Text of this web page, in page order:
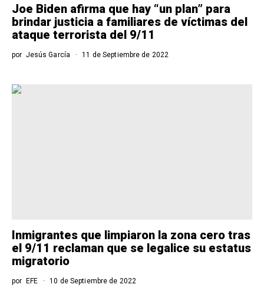
Joe Biden afirma que hay “un plan” para
brindar justicia a familiares de víctimas del
ataque terrorista del 9/11
por Jesús García 11 de Septiembre de 2022
Inmigrantes que limpiaron la zona cero tras
el 9/11 reclaman que se legalice su estatus
migratorio
por EFE 10 de Septiembre de 2022